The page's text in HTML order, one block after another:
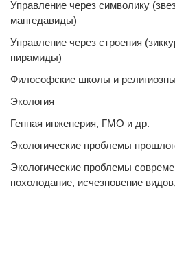
Управление через символику
мангедавиды)
Управление через строения
пирамиды)
Философские школы и
Экология
Генная инженерия, ГМО и др.
Экологические проблемы
Экологические проблемы
похолодание, исчезновение